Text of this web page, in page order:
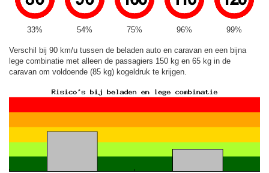
33% 54% 75% 96% 99%
Verschil bij 90 km/u tussen de beladen auto en caravan en een bijna
lege combinatie met alleen de passagiers 150 kg en 65 kg in de
caravan om voldoende (85 kg) kogeldruk te krijgen.